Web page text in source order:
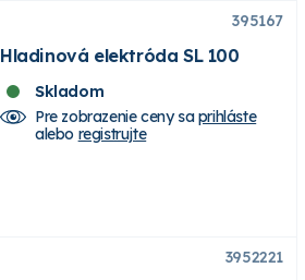
395167
Hladinová elektróda SL 100
Skladom
Pre zobrazenie ceny saprihláste
alebo registrujte
3952221